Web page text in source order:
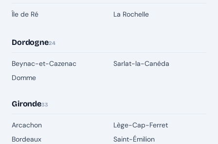
Île de Ré La Rochelle
Dordogne24
Beynac-et-Cazenac
Domme
Sarlat-la-Canéda
Gironde33
Arcachon
Bordeaux
Lège-Cap-Ferret
Saint-Émilion